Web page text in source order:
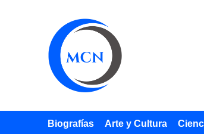
Biografías Arte y Cultura